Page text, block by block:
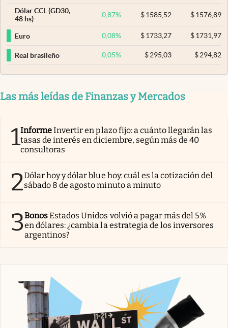
Dólar CCL (GD30,
48 hs)
0,87% $ 1585,52 $1576,89
Euro 0,08% $ 1733,27 $1731,97
Real brasileño 0,05% $295,03 $294,82
Las más leídas de Finanzas y Mercados
1InformeInvertir en plazo fijo: a cuánto llegarán las
tasas de interés en diciembre, según más de 40
consultoras
2Dólar hoy y dólar blue hoy: cuál es la cotización del
sábado 8 de agosto minuto a minuto
3BonosEstados Unidos volvió a pagar más del 5%
en dólares: ¿cambia la estrategia de los inversores
argentinos?